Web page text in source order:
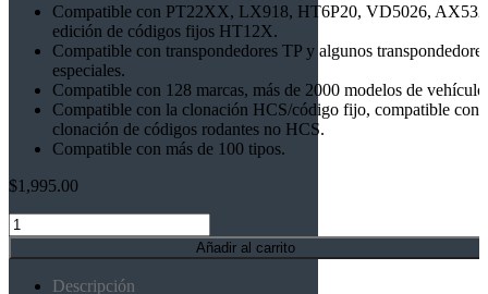
Compatible con PT22XX, LX918, HT6P20, VD5026,
edición de códigos fijos HT12X.
Compatible con transpondedores TP y algunos transpondedores
especiales.
Compatible con 128 marcas, más de 2000 modelos de
Compatible con la clonación HCS/código fijo, compatible con
clonación de códigos rodantes no HCS.
Compatible con más de 100 tipos.
$1,995.00
Novedad
Xhorse
VVDI
XDKTMGEN
Añadir al carrito
Descripción